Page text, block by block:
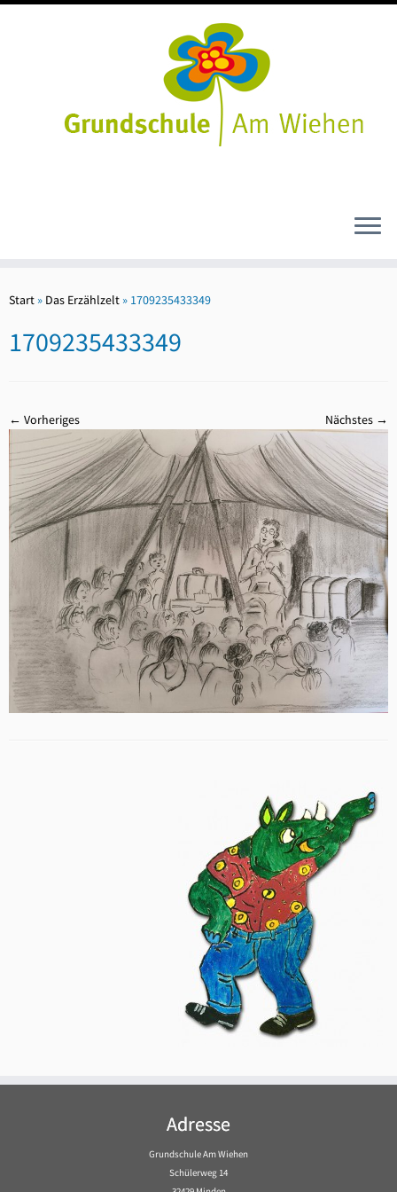
Inhalt
Start » Das Erzählzelt » 1709235433349
1709235433349
← Vorheriges Nächstes →
Adresse
Grundschule Am Wiehen
Schülerweg 14